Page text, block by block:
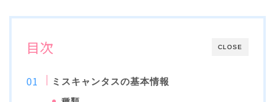
CLOSE
目次
ミスキャンタスの基本情報